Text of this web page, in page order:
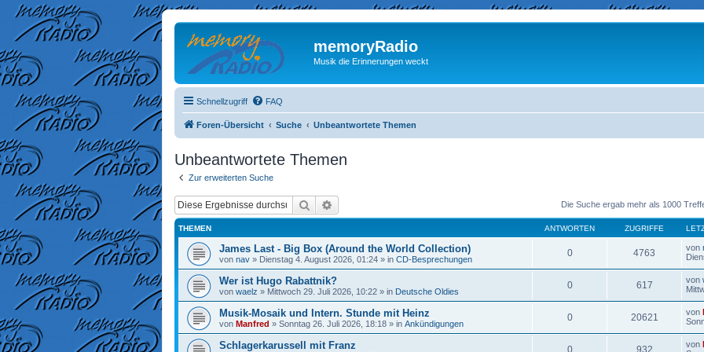
memoryRadio
Musik die Erinnerungen weckt
Schnellzugriff FAQ
Foren-Übersicht Suche Unbeantwortete Themen
Unbeantwortete Themen
Zur erweiterten Suche
Suche Die Suche ergab mehr als 1000
THEMEN ANTWORTEN ZUGRIFFE
James Last - Big Box (Around the World Collection)
von nav » Dienstag 4. August 2026, 01:24 » in CD-Besprechungen
0 4763 von
Wer ist Hugo Rabattnik?
von waelz » Mittwoch 29. Juli 2026, 10:22 » in Deutsche Oldies
0 617 von
Musik-Mosaik und Intern. Stunde mit Heinz
von Manfred » Sonntag 26. Juli 2026, 18:18 » in Ankündigungen
0 20621 von
Schlagerkarussell mit Franz 0 932 von